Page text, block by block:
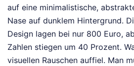
auf eine minimalistische,
Nase auf dunklem Hintergrund.
Design lagen bei nur 800 Euro,
Zahlen stiegen um 40 Prozent.
visuellen Rauschen auffiel. Man